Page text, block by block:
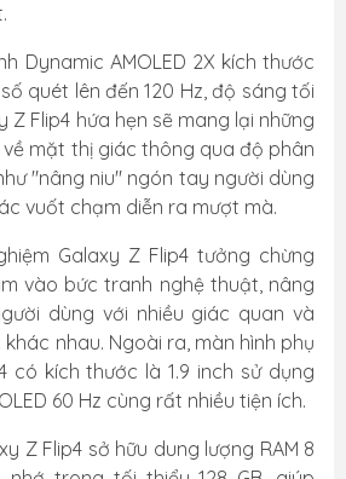
Dynamic AMOLED 2X kích thước
quét lên đến 120 Hz, độ sáng tối
Z Flip4 hứa hẹn sẽ mang lại những
mặt thị giác thông qua độ phân
"nâng niu" ngón tay người dùng
vuốt chạm diễn ra mượt mà.
Galaxy Z Flip4 tưởng chừng
vào bức tranh nghệ thuật, nâng
dùng với nhiều giác quan và
nhau. Ngoài ra, màn hình phụ
có kích thước là 1.9 inch sử dụng
60 Hz cùng rất nhiều tiện ích.
Z Flip4 sở hữu dung lượng RAM 8